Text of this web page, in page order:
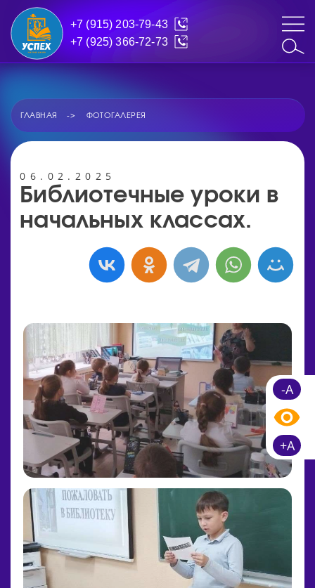
+7 (915) 203-79-43
+7 (925) 366-72-73
ГЛАВНАЯ ФОТОГАЛЕРЕЯ
06.02.2025
Библиотечные уроки в
начальных классах.
-A
+A